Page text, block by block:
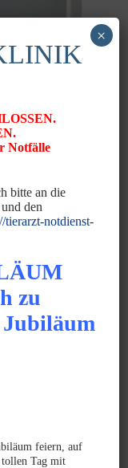
Dr.
Notfälle
bitte an die
den
tierarzt-notdienst-
zu
Jubiläum
feiern, auf
tollen Tag mit
×